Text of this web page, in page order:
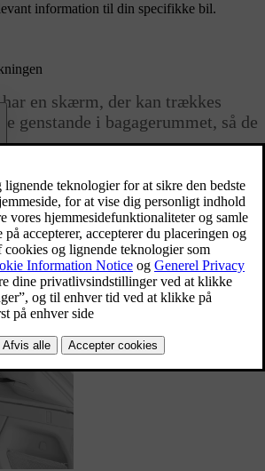
information til din specifikke bil.
en skærm, der kan trækkes
genstande i bagagerummet, så de
bag sæderne på anden række. Når
er trukket helt ud, dækker den hele
vender den rigtige vej opad. Du bør
på skærmen.​
række ned for at få uhindret adgang til